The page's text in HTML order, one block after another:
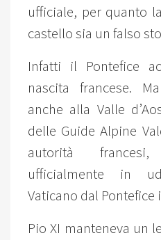
ufficiale, per quanto
castello sia un falso
Infatti il Pontefice
nascita francese.
anche alla Valle
delle Guide Alpine
autorità
ufficialmente in
Vaticano dal Pontefice
Pio XI manteneva un